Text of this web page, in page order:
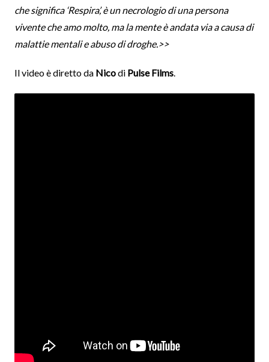
che significa ‘Respira’, è un necrologio di una persona
vivente che amo molto, ma la mente è andata via a causa di
malattie mentali e abuso di droghe.>>
Il video è diretto da Nicodi Pulse Films.